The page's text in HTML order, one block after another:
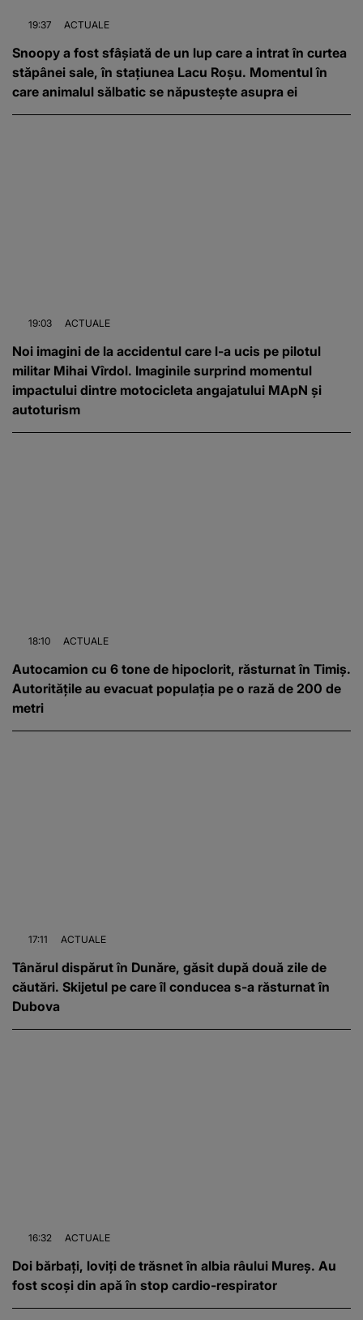
19:37 ACTUALE
Snoopy a fost sfâșiată de un lup care a intrat în curtea
stăpânei sale, în stațiunea Lacu Roșu. Momentul în
care animalul sălbatic se năpustește asupra ei
19:03 ACTUALE
Noi imagini de la accidentul care l-a ucis pe pilotul
militar Mihai Vîrdol. Imaginile surprind momentul
impactului dintre motocicleta angajatului MApN și
autoturism
18:10 ACTUALE
Autocamion cu 6 tone de hipoclorit, răsturnat în Timiș.
Autoritățile au evacuat populația pe o rază de 200 de
metri
17:11 ACTUALE
Tânărul dispărut în Dunăre, găsit după două zile de
căutări. Skijetul pe care îl conducea s-a răsturnat în
Dubova
16:32 ACTUALE
Doi bărbați, loviți de trăsnet în albia râului Mureș. Au
fost scoși din apă în stop cardio-respirator